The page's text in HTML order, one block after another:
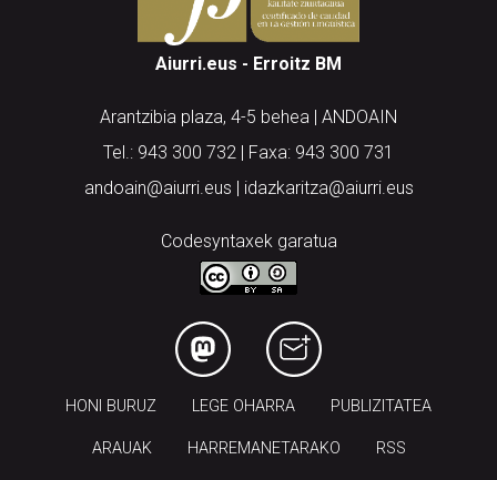
Aiurri.eus - Erroitz BM
Arantzibia plaza, 4-5 behea | ANDOAIN
Tel.: 943 300 732 | Faxa: 943 300 731
andoain@aiurri.eus | idazkaritza@aiurri.eus
Codesyntaxek garatua
HONI BURUZ LEGE OHARRA PUBLIZITATEA
ARAUAK HARREMANETARAKO RSS